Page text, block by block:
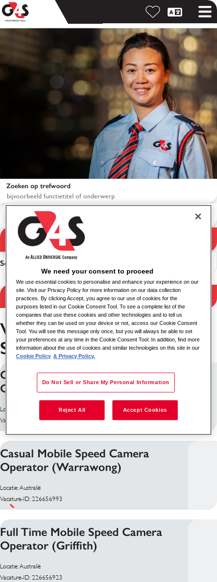
Zoekresultaten
Zoeken op trefwoord
Zoeken op locatie
Zoekopdracht
Sorteer
Resultaten filteren
Vacatures in State of New
South Wales
Casual Mobile Speed Camera
Operator (Wagga Wagga)
Locatie: Australië
Vacature-ID: 226656943
Casual Mobile Speed Camera
Operator (Warrawong)
Locatie: Australië
Vacature-ID: 226656993
Full Time Mobile Speed Camera
Operator (Griffith)
Locatie: Australië
Vacature-ID: 226656923
We need your consent to proceed
We use essential cookies to personalise and enhance your experience on our
site. Visit our Privacy Policy for more information on our data collection
practices. By clicking Accept, you agree to our use of cookies for the
purposes listed in our Cookie Consent Tool. To see a complete list of the
companies that use these cookies and other technologies and to tell us
whether they can be used on your device or not, access our Cookie Consent
Tool. You will see this message only once, but you will always be able to set
your preferences at any time in the Cookie Consent Tool. In addition, find more
information about the use of cookies and similar technologies on this site in our
Cookie Policy & Privacy Policy.
Do Not Sell or Share My Personal Information
Reject All Accept Cookies